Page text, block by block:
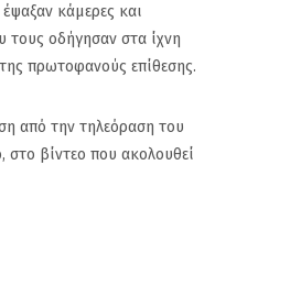
κάμερες και
τους οδήγησαν στα ίχνη
πρωτοφανούς επίθεσης.
από την τηλεόραση του
στο βίντεο που ακολουθεί